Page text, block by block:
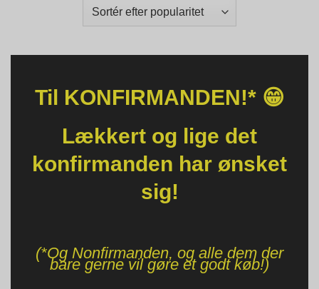
Til KONFIRMANDEN!* 😁
Lækkert og lige det
konfirmanden har ønsket
sig!
(*Og Nonfirmanden, og alle dem der
bare gerne vil gøre et godt køb!)